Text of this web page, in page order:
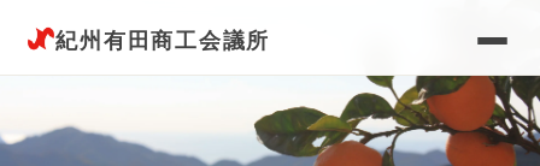
紀州有田商工会議所